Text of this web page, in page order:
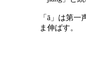
「ā」は第
ま伸ばす。